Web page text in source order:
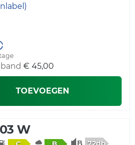
€ 45,00
TOEVOEGEN
W